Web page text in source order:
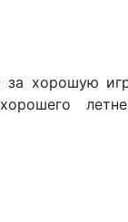
за хорошую